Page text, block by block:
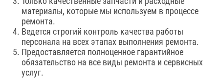
материалы, которые мы используем в процессе
ремонта.
Ведется строгий контроль качества работы
персонала на всех этапах выполнения ремонта.
Предоставляется полноценное гарантийное
обязательство на все виды ремонта и сервисных
услуг.